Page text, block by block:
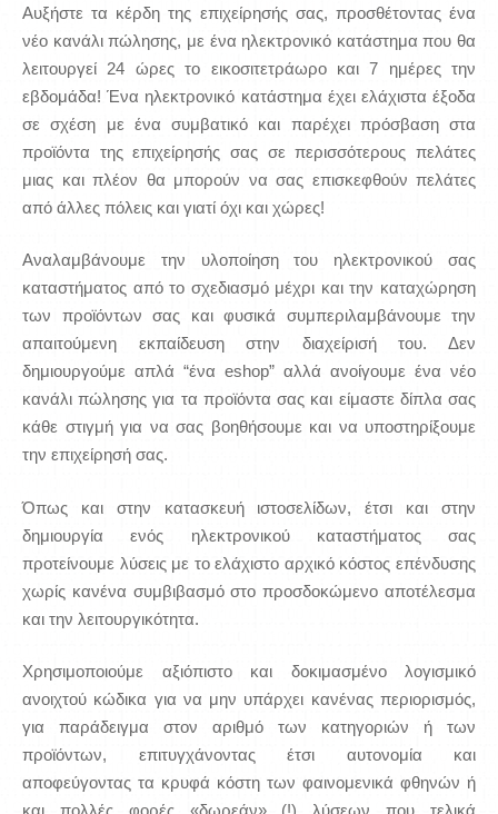
Αυξήστε τα κέρδη της επιχείρησής σας, προσθέτοντας ένα
νέο κανάλι πώλησης, με ένα ηλεκτρονικό κατάστημα που θα
λειτουργεί 24 ώρες το εικοσιτετράωρο και 7 ημέρες την
εβδομάδα! Ένα ηλεκτρονικό κατάστημα έχει ελάχιστα έξοδα
σε σχέση με ένα συμβατικό και παρέχει πρόσβαση στα
προϊόντα της επιχείρησής σας σε περισσότερους πελάτες
μιας και πλέον θα μπορούν να σας επισκεφθούν πελάτες
από άλλες πόλεις και γιατί όχι και χώρες!
Αναλαμβάνουμε την υλοποίηση του ηλεκτρονικού σας
καταστήματος από το σχεδιασμό μέχρι και την καταχώρηση
των προϊόντων σας και φυσικά συμπεριλαμβάνουμε την
απαιτούμενη εκπαίδευση στην διαχείρισή του. Δεν
δημιουργούμε απλά “ένα eshop” αλλά ανοίγουμε ένα νέο
κανάλι πώλησης για τα προϊόντα σας και είμαστε δίπλα σας
κάθε στιγμή για να σας βοηθήσουμε και να υποστηρίξουμε
την επιχείρησή σας.
Όπως και στην κατασκευή ιστοσελίδων, έτσι και στην
δημιουργία ενός ηλεκτρονικού καταστήματος σας
προτείνουμε λύσεις με το ελάχιστο αρχικό κόστος επένδυσης
χωρίς κανένα συμβιβασμό στο προσδοκώμενο αποτέλεσμα
και την λειτουργικότητα.
Χρησιμοποιούμε αξιόπιστο και δοκιμασμένο λογισμικό
ανοιχτού κώδικα για να μην υπάρχει κανένας περιορισμός,
για παράδειγμα στον αριθμό των κατηγοριών ή των
προϊόντων, επιτυγχάνοντας έτσι αυτονομία και
αποφεύγοντας τα κρυφά κόστη των φαινομενικά φθηνών ή
και πολλές φορές «δωρεάν» (!) λύσεων που τελικά